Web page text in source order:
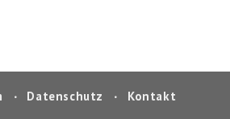
‧ Datenschutz ‧ Kontakt